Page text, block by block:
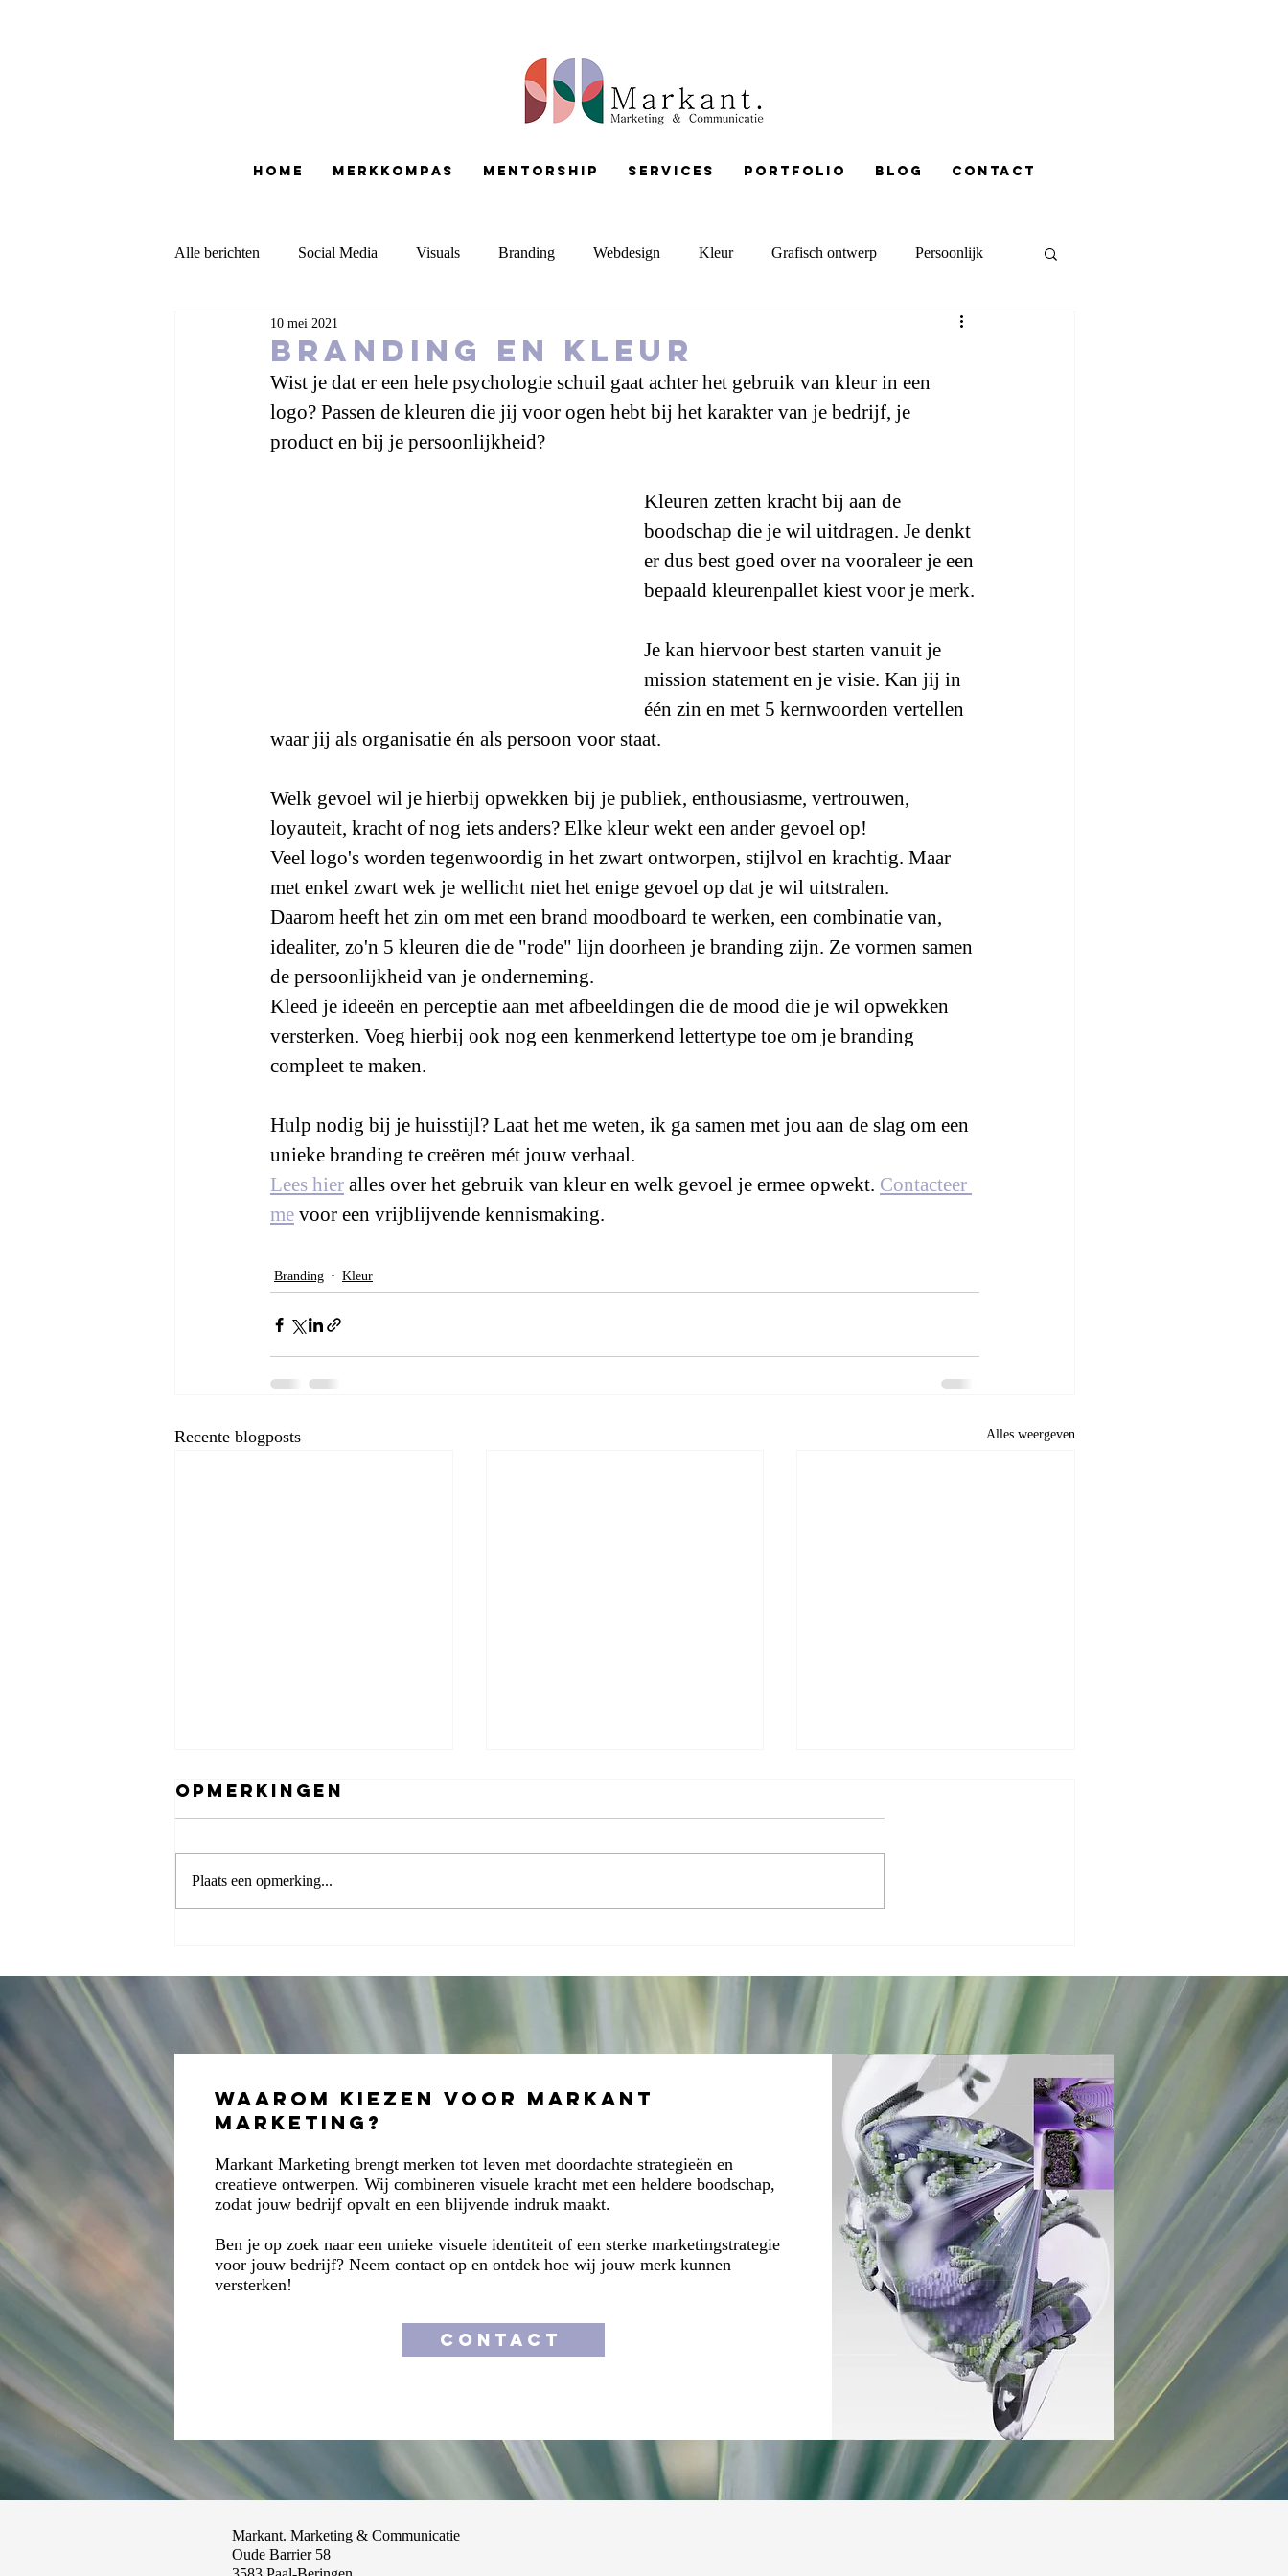
Home merkkompas Mentorship services portfolio Blog contact
Alle berichten Social Media Visuals Branding Webdesign Kleur Grafisch ontwerp Persoonlijk
Moodboards Consulting
Branding en kleur
10 mei 2021
Wist je dat er een hele psychologie schuil gaat achter het gebruik van kleur in een
logo? Passen de kleuren die jij voor ogen hebt bij het karakter van je bedrijf, je
product en bij je persoonlijkheid?
Kleuren zetten kracht bij aan de
boodschap die je wil uitdragen. Je denkt
er dus best goed over na vooraleer je een
bepaald kleurenpallet kiest voor je merk.
Je kan hiervoor best starten vanuit je
mission statement en je visie. Kan jij in
één zin en met 5 kernwoorden vertellen
waar jij als organisatie én als persoon voor staat.
Welk gevoel wil je hierbij opwekken bij je publiek, enthousiasme, vertrouwen,
loyauteit, kracht of nog iets anders? Elke kleur wekt een ander gevoel op!
Veel logo's worden tegenwoordig in het zwart ontworpen, stijlvol en krachtig. Maar
met enkel zwart wek je wellicht niet het enige gevoel op dat je wil uitstralen.
Daarom heeft het zin om met een brand moodboard te werken, een combinatie van,
idealiter, zo'n 5 kleuren die de "rode" lijn doorheen je branding zijn. Ze vormen samen
de persoonlijkheid van je onderneming.
Kleed je ideeën en perceptie aan met afbeeldingen die de mood die je wil opwekken
versterken. Voeg hierbij ook nog een kenmerkend lettertype toe om je branding
compleet te maken.
Hulp nodig bij je huisstijl? Laat het me weten, ik ga samen met jou aan de slag om een
unieke branding te creëren mét jouw verhaal.
Lees hier alles over het gebruik van kleur en welk gevoel je ermee opwekt. Contacteer
me voor een vrijblijvende kennismaking.
Branding Kleur
Recente blogposts Alles weergeven
waarom jouw
merk niet
blijft hangen
(en hoe het
dat oplost)
van Markant
Branding: Tips
voor
Bedrijven die
Net Starten
Opmerkingen
Plaats een opmerking...
Waarom kiezen voor Markant
Marketing?
Markant Marketing brengt merken tot leven met doordachte strategieën en
creatieve ontwerpen. Wij combineren visuele kracht met een heldere boodschap,
zodat jouw bedrijf opvalt en een blijvende indruk maakt.
Ben je op zoek naar een unieke visuele identiteit of een sterke marketingstrategie
voor jouw bedrijf? Neem contact op en ontdek hoe wij jouw merk kunnen
versterken!
CONTACT
Markant. Marketing & Communicatie
Oude Barrier 58